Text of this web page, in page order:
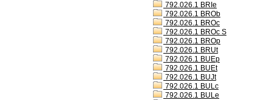
792.026.1 BRIe
792.026.1 BROb
792.026.1 BROc
792.026.1 BROc S
792.026.1 BROp
792.026.1 BRUt
792.026.1 BUEp
792.026.1 BUEt
792.026.1 BUJt
792.026.1 BULc
792.026.1 BULe